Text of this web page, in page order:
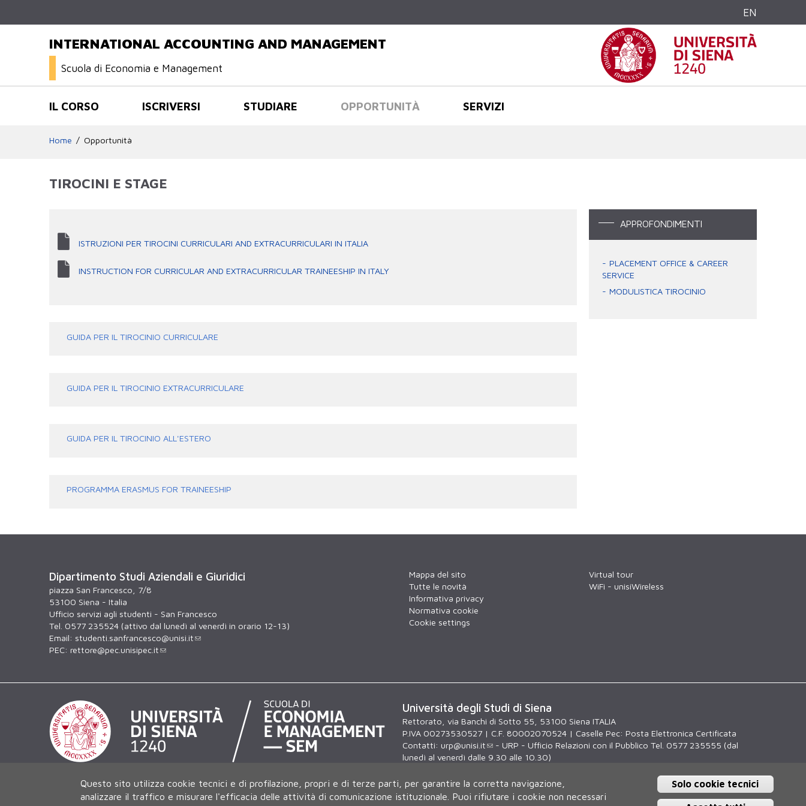
EN
INTERNATIONAL ACCOUNTING AND MANAGEMENT
Scuola di Economia e Management
IL CORSO ISCRIVERSI STUDIARE OPPORTUNITÀ SERVIZI
Home Opportunità
TIROCINI E STAGE
ISTRUZIONI PER TIROCINI CURRICULARI AND EXTRACURRICULARI IN ITALIA
INSTRUCTION FOR CURRICULAR AND EXTRACURRICULAR TRAINEESHIP IN ITALY
GUIDA PER IL TIROCINIO CURRICULARE
GUIDA PER IL TIROCINIO EXTRACURRICULARE
GUIDA PER IL TIROCINIO ALL'ESTERO
PROGRAMMA ERASMUS FOR TRAINEESHIP
APPROFONDIMENTI
PLACEMENT OFFICE & CAREER
SERVICE
MODULISTICA TIROCINIO
Dipartimento Studi Aziendali e Giuridici
piazza San Francesco, 7/8
53100 Siena - Italia
Ufficio servizi agli studenti - San Francesco
Tel. 0577 235524 (attivo dal lunedì al venerdì in orario 12-13)
Email: studenti.sanfrancesco@unisi.it
PEC: rettore@pec.unisipec.it
Mappa del sito
Tutte le novità
Informativa privacy
Normativa cookie
Cookie settings
Virtual tour
WiFi - unisiWireless
Università degli Studi di Siena
Rettorato, via Banchi di Sotto 55, 53100 Siena ITALIA
P.IVA 00273530527 | C.F. 80002070524 | Caselle Pec: Posta Elettronica Certificata
Contatti: urp@unisi.it
- URP - Ufficio Relazioni con il Pubblico Tel. 0577 235555 (dal
lunedì al venerdì dalle 9.30 alle 10.30)
Questo sito utilizza cookie tecnici e di profilazione, propri e di terze parti, per garantire la corretta navigazione,
analizzare il traffico e misurare l'efficacia delle attività di comunicazione istituzionale. Puoi rifiutare i cookie non necessari
Solo cookie tecnici